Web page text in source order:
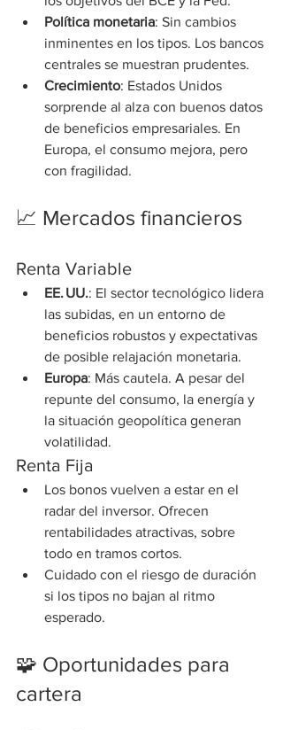
Política monetaria: Sin cambios
inminentes en los tipos. Los bancos
centrales se muestran prudentes.
Crecimiento: Estados Unidos
sorprende al alza con buenos datos
de beneficios empresariales. En
Europa, el consumo mejora, pero
con fragilidad.
📈 Mercados financieros
Renta Variable
EE. UU.: El sector tecnológico lidera
las subidas, en un entorno de
beneficios robustos y expectativas
de posible relajación monetaria.
Europa: Más cautela. A pesar del
repunte del consumo, la energía y
la situación geopolítica generan
volatilidad.
Renta Fija
Los bonos vuelven a estar en el
radar del inversor. Ofrecen
rentabilidades atractivas, sobre
todo en tramos cortos.
Cuidado con el riesgo de duración
si los tipos no bajan al ritmo
esperado.
🧩 Oportunidades para
cartera